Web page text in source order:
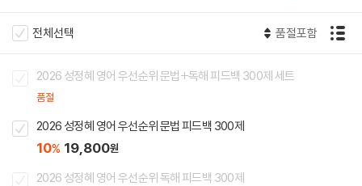
전체선택 품절포함
2026 성정혜 영어 우선순위 문법+독해 피드백 300제 세트
품절
2026 성정혜 영어 우선순위 문법 피드백 300제
10% 19,800원
2026 성정혜 영어 우선순위 독해 피드백 300제